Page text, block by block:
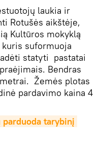
laukia ir
Rotušės aikštėje,
Kultūros mokyklą
suformuoja
statyti pastatai
Bendras
Žemės plotas
pardavimo kaina 4
tarybinį